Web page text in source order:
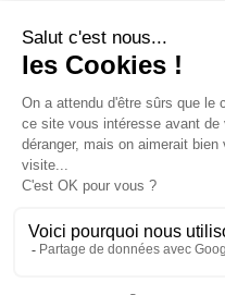
Retrouvez
Conditions générales de